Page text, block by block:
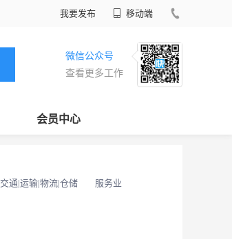
我要发布 移动端
微信公众号
查看更多工作
会员中心
交通|运输|物流|仓储
服务业